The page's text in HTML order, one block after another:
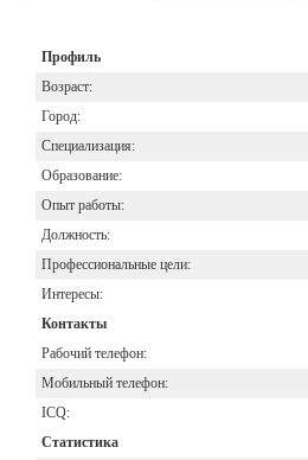
Профиль
Возраст:
Город:
Специализация:
Образование:
Опыт работы:
Должность:
Профессиональные цели:
Интересы:
Контакты
Рабочий телефон:
Мобильный телефон:
ICQ:
Статистика